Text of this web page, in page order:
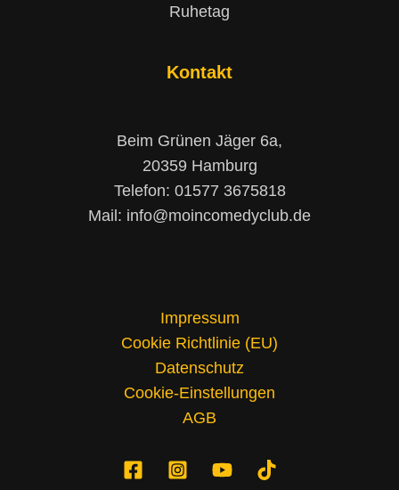
Ruhetag
Kontakt
Beim Grünen Jäger 6a,
20359 Hamburg
Telefon: 01577 3675818
Mail: info@moincomedyclub.de
Impressum
Cookie Richtlinie (EU)
Datenschutz
Cookie-Einstellungen
AGB